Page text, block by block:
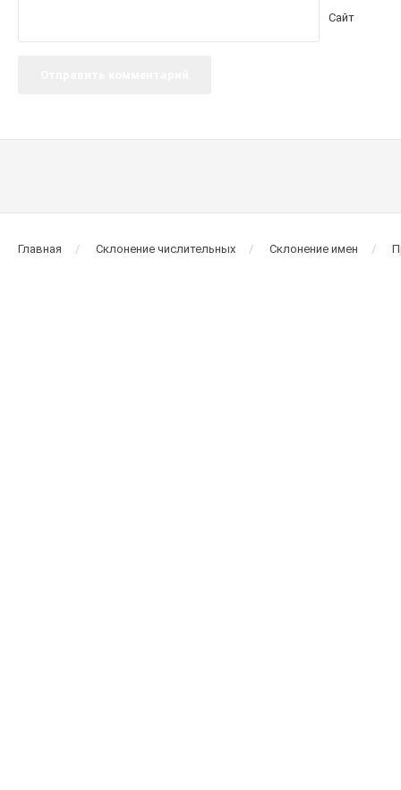
Сайт
Главная Склонение числительных Склонение имен